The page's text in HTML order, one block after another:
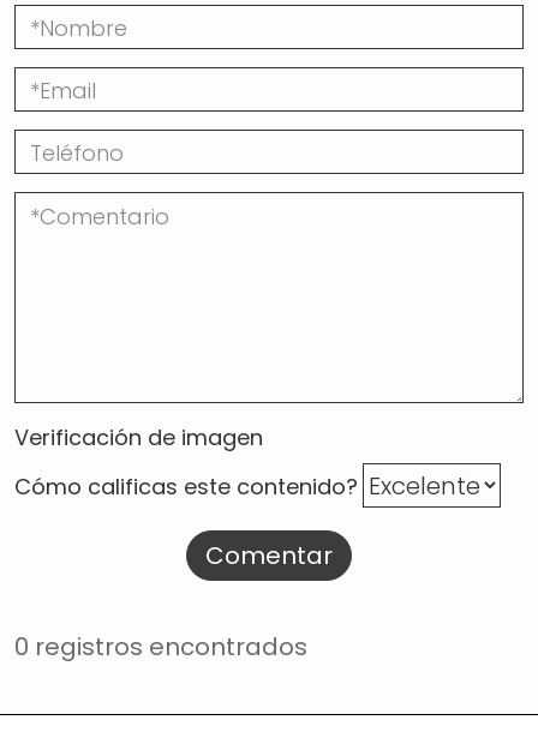
Verificación de imagen
Cómo calificas este contenido?
Comentar
0 registros encontrados